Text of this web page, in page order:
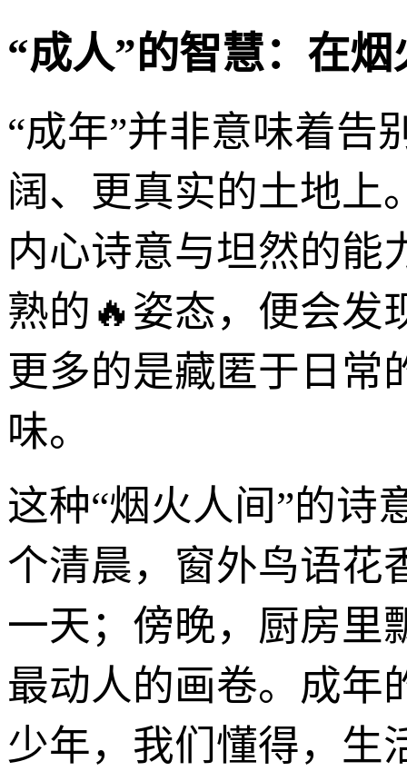
“成人”的智慧：在
“成年”并非意味着告
阔、更真实的土地上
内心诗意与坦然的能
熟的🔥姿态，便会发
更多的是藏匿于日常
味。
这种“烟火人间”的诗
个清晨，窗外鸟语花
一天；傍晚，厨房里
最动人的画卷。成年
少年，我们懂得，生